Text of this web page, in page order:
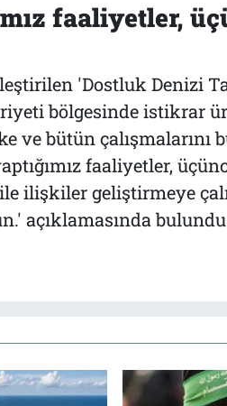
faaliyetler,
'Dostluk Denizi
bölgesinde istikrar
ve bütün çalışmalarını
faaliyetler,
ilişkiler geliştirmeye
açıklamasında